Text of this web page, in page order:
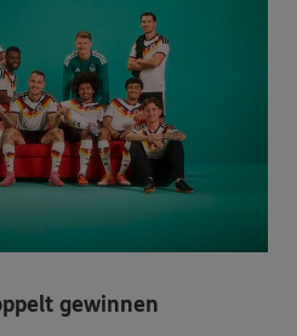
gewinnen